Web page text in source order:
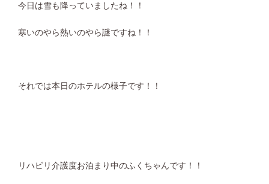
今日は雪も降っていましたね！！
寒いのやら熱いのやら謎ですね！！
それでは本日のホテルの様子です！！
リハビリ介護度お泊まり中のふくちゃんです！！